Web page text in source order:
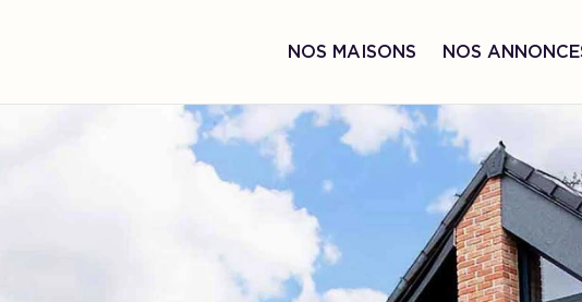
NOS MAISONS NOS